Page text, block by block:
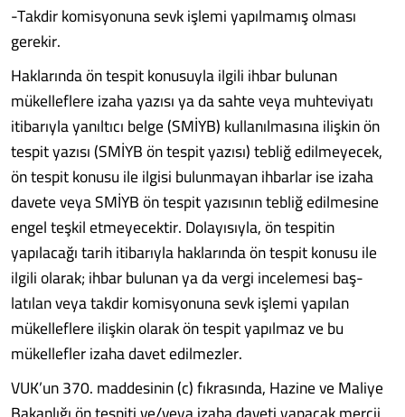
-Takdir komisyonuna sevk iş­lemi yapılmamış olması
gerekir.
Haklarında ön tespit konusuy­la ilgili ihbar bulunan
mükellef­lere izaha yazısı ya da sahte ve­ya muhteviyatı
itibarıyla yanıltı­cı belge (SMİYB) kullanılmasına ilişkin ön
tespit yazısı (SMİYB ön tespit yazısı) tebliğ edilme­yecek,
ön tespit konusu ile ilgi­si bulunmayan ihbarlar ise iza­ha
davete veya SMİYB ön tespit yazısının tebliğ edilmesine
en­gel teşkil etmeyecektir. Dolayı­sıyla, ön tespitin
yapılacağı tarih itibarıyla haklarında ön tespit konusu ile
ilgili olarak; ihbar bu­lunan ya da vergi incelemesi baş­
latılan veya takdir komisyonuna sevk işlemi yapılan
mükellefle­re ilişkin olarak ön tespit yapıl­maz ve bu
mükellefler izaha da­vet edilmezler.
VUK’un 370. maddesinin (c) fıkrasında, Hazine ve Maliye